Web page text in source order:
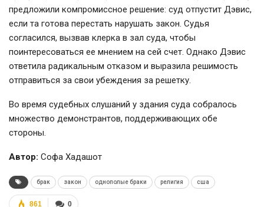
предложили компромиссное решение: суд отпустит Дэвис,
если та готова перестать нарушать закон. Судья
согласился, вызвав клерка в зал суда, чтобы
поинтересоваться ее мнением на сей счет. Однако Дэвис
ответила радикальным отказом и выразила решимость
отправиться за свои убеждения за решетку.
Во время судебных слушаний у здания суда собралось
множество демонстрантов, поддерживающих обе
стороны.
Автор: Софа Хадашот
брак закон однополые браки религия сша
0
861